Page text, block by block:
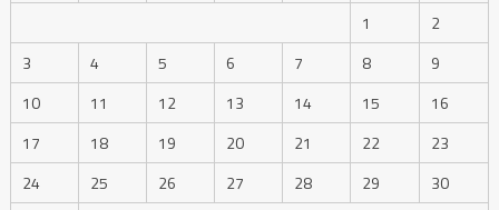
1
2
3
4 5 6 7 8
9
10
11 12 13 14 15
16
17
18 19 20 21 22
23
24
25 26 27 28 29
30